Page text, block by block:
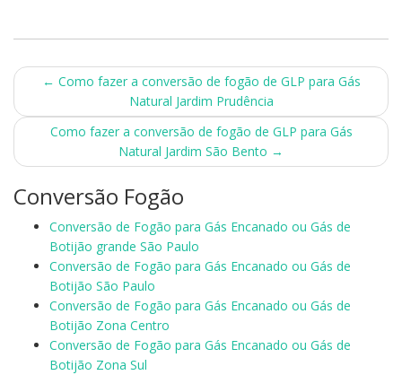
Post
navigation
← Como fazer a conversão de fogão de GLP para Gás
Natural Jardim Prudência
Como fazer a conversão de fogão de GLP para Gás
Natural Jardim São Bento →
Conversão Fogão
Conversão de Fogão para Gás Encanado ou Gás de
Botijão grande São Paulo
Conversão de Fogão para Gás Encanado ou Gás de
Botijão São Paulo
Conversão de Fogão para Gás Encanado ou Gás de
Botijão Zona Centro
Conversão de Fogão para Gás Encanado ou Gás de
Botijão Zona Sul